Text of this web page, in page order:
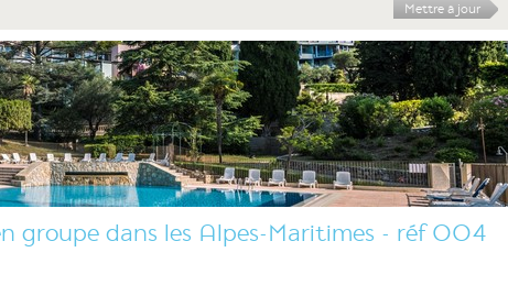
groupe dans les Alpes-Maritimes - réf 004